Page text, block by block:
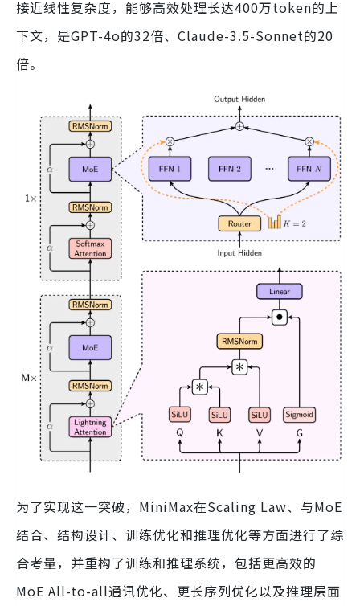
接近线性复杂度，能够高效处理长达400万token的上
下文，是GPT-4o的32倍、Claude-3.5-Sonnet的20
倍。
为了实现这一突破，MiniMax在Scaling Law、与MoE
结合、结构设计、训练优化和推理优化等方面进行了综
合考量，并重构了训练和推理系统，包括更高效的
MoE All-to-all通讯优化、更长序列优化以及推理层面